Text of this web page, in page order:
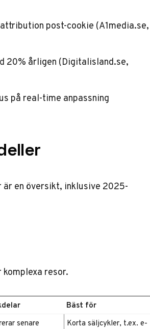
post-cookie (A1media.se,
20% årligen (Digitalisland.se,
på real-time anpassning
en översikt, inklusive 2025-
resor.
Bäst för
senare
Korta säljcykler, t.ex. e-